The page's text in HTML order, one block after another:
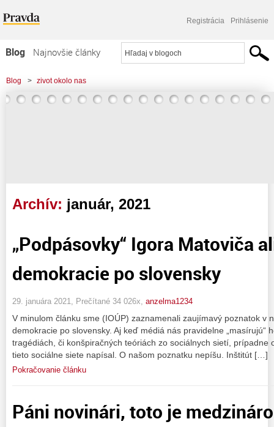
Registrácia Prihlásenie
Blog
Najnovšie články
Najčítanejšie články
Najkomentovanejšie články
Blog > zivot okolo nas
Archív: január, 2021
„Podpásovky“ Igora Matoviča
demokracie po slovensky
29. januára 2021, Prečítané 34 026x, anzelma1234
V minulom článku sme (IOÚP) zaznamenali zaujímavý poznatok v
demokracie po slovensky. Aj keď médiá nás pravidelne „masírujú“
tragédiách, či konšpiračných teóriách zo sociálnych sietí, prípadne
tieto sociálne siete napísal. O našom poznatku nepíšu. Inštitút […]
Pokračovanie článku
Páni novinári, toto je